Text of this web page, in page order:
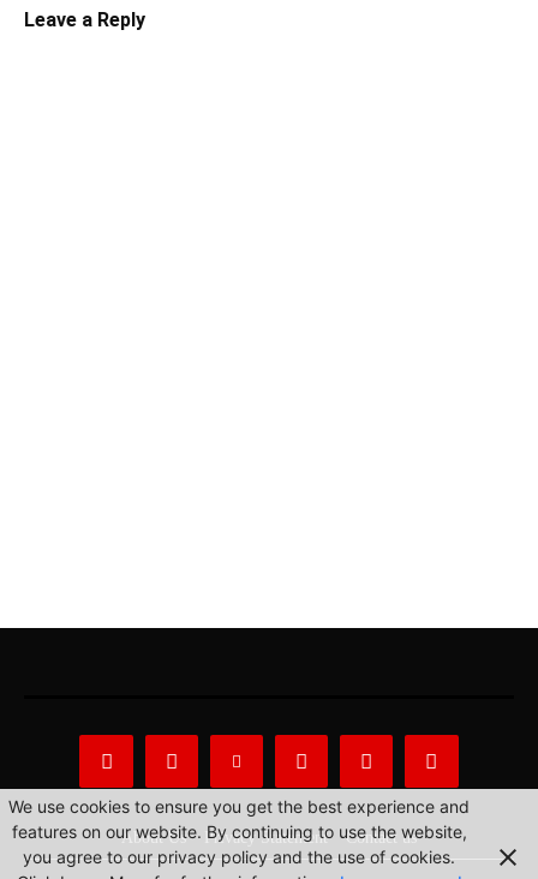
Leave a Reply
About Us Privacy Statement Contact us
We use cookies to ensure you get the best experience and
features on our website. By continuing to use the website,
you agree to our privacy policy and the use of cookies.